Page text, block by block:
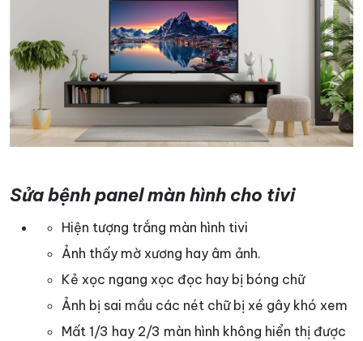
Sửa bệnh panel màn hình cho tivi
Hiện tượng trắng màn hình tivi
Ảnh thấy mờ xương hay âm ảnh.
Kẻ xọc ngang xọc đọc hay bị bóng chữ
Ảnh bị sai mầu các nét chữ bị xé gây khó xem
Mất 1/3 hay 2/3 màn hình không hiển thị được